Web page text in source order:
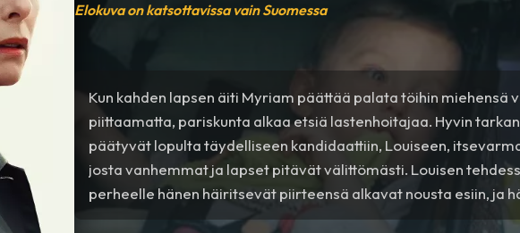
Elokuva on katsottavissa vain Suomessa
Kun kahden lapsen äiti Myriam päättää palata töihin miehensä
piittaamatta, pariskunta alkaa etsiä lastenhoitajaa. Hyvin
päätyvät lopulta täydelliseen kandidaattiin, Louiseen,
josta vanhemmat ja lapset pitävät välittömästi. Louisen
perheelle hänen häiritsevät piirteensä alkavat nousta esiin, ja
yhä pelottavammaksi.